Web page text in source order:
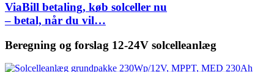
ViaBill betaling, køb solceller nu
– betal, når du vil…
Beregning og forslag 12-24V solcelleanlæg